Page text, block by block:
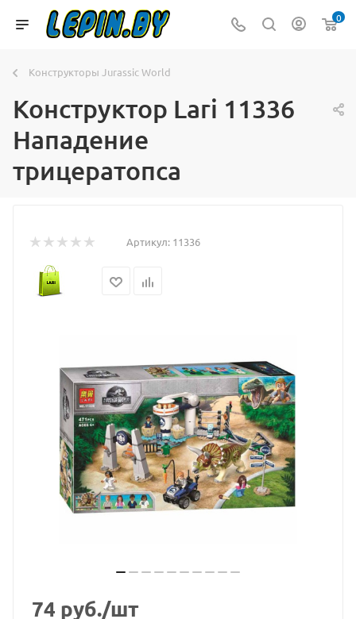
0
Конструкторы Jurassic World
Конструктор Lari 11336
Нападение
трицератопса
Артикул: 11336
74 руб./шт